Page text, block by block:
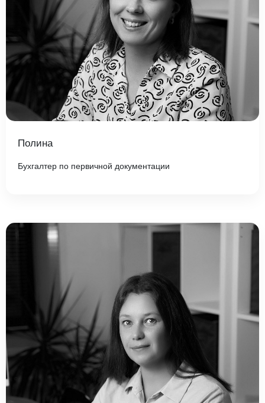
Полина
Бухгалтер по первичной документации